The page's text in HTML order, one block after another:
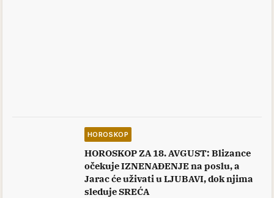
HOROSKOP
HOROSKOP ZA 18. AVGUST: Blizance
očekuje IZNENAĐENJE na poslu, a
Jarac će uživati u LJUBAVI, dok njima
sleduje SREĆA